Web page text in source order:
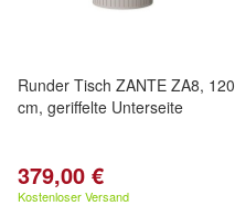
Runder Tisch ZANTE ZA8, 120
cm, geriffelte Unterseite
379,00 €
Kostenloser Versand